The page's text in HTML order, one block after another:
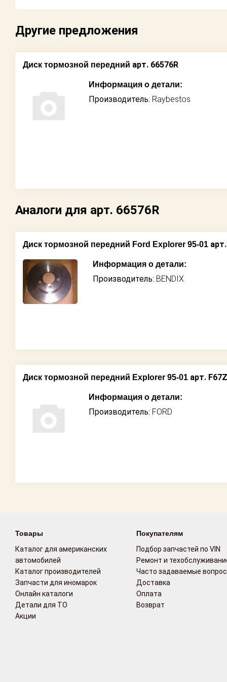
Поставщикам
Партнерство и
Другие предложения
Диск тормозной передний арт. 66576R
Информация о детали:
Производитель: Raybestos
Аналоги для арт. 66576R
Диск тормозной передний Ford Explorer 95-01
Информация о детали:
Производитель: BENDIX
Диск тормозной передний Explorer 95-01 арт.
Информация о детали:
Производитель: FORD
Товары
Каталог для американских
автомобилей
Каталог производителей
Запчасти для иномарок
Онлайн каталоги
Детали для ТО
Акции
Покупателям
Подбор запчастей по VIN
Ремонт и
Часто задаваемые
Доставка
Оплата
Возврат